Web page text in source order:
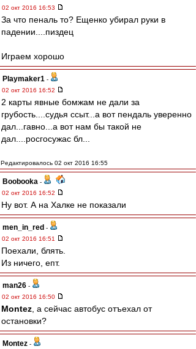
02 окт 2016 16:53
За что пеналь то? Ещенко убирал руки в
падении....пиздец
Играем хорошо
Playmaker1 -
02 окт 2016 16:52
2 карты явные бомжам не дали за
грубость....судья ссыт...а вот пендаль уверенно
дал...гавно...а вот нам бы такой не
дал....росгосужас бл...
Редактировалось 02 окт 2016 16:55
Boobooka -
02 окт 2016 16:52
Ну вот. А на Халке не показали
men_in_red -
02 окт 2016 16:51
Поехали, блять.
Из ничего, епт.
man26 -
02 окт 2016 16:50
Montez , а сейчас автобус отъехал от
остановки?
Montez -